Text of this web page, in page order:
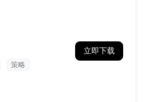
策略
立即下载